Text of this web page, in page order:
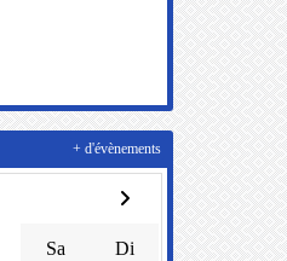
Sa Di
+ d'évènements